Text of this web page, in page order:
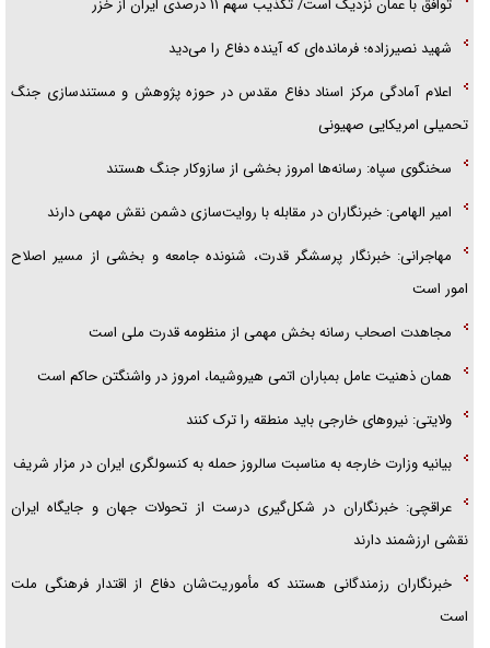
امام حسین (ع) کشته سیرت‌های عصر جاهلی شد
فریاد‌ها و ناله‌های دوستان مبارزدلم را آتش می‌زد
توافق با عمان نزدیک است/ تکذیب سهم ۱۱ درصدی ایران از خزر
شهید نصیرزاده؛ فرمانده‌ای که آینده دفاع را می‌دید
اعلام آمادگی مرکز اسناد دفاع مقدس در حوزه پژوهش و مستندسازی جنگ
تحمیلی امریکایی صهیونی
سخنگوی سپاه: رسانه‌ها امروز بخشی از سازوکار جنگ هستند
امیر الهامی: خبرنگاران در مقابله با روایت‌سازی دشمن نقش مهمی دارند
مهاجرانی: خبرنگار پرسشگر قدرت، شنونده جامعه و بخشی از مسیر اصلاح
امور است
مجاهدت اصحاب رسانه بخش مهمی از منظومه قدرت ملی است
همان ذهنیت عامل بمباران اتمی هیروشیما، امروز در واشنگتن حاکم است
ولایتی: نیروهای خارجی باید منطقه را ترک کنند
بیانیه وزارت خارجه به مناسبت سالروز حمله به کنسولگری ایران در مزار شریف
عراقچی: خبرنگاران در شکل‌گیری درست از تحولات جهان و جایگاه ایران
نقشی ارزشمند دارند
خبرنگاران رزمندگانی هستند که مأموریت‌شان دفاع از اقتدار فرهنگی ملت
است